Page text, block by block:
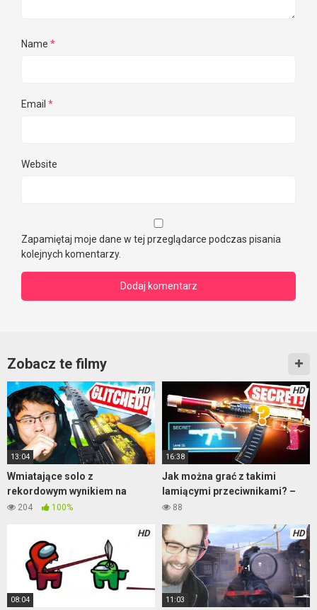
Name *
Email *
Website
Zapamiętaj moje dane w tej przeglądarce podczas pisania
kolejnych komentarzy.
Zobacz te filmy
HD
13:04
Wmiatające solo z
rekordowym wynikiem na
Wyspie Odrodzenia
204 100%
HD
16:38
Jak można grać z takimi
lamiącymi przeciwnikami? –
Warzone
88
HD
08:04
HD
11:03